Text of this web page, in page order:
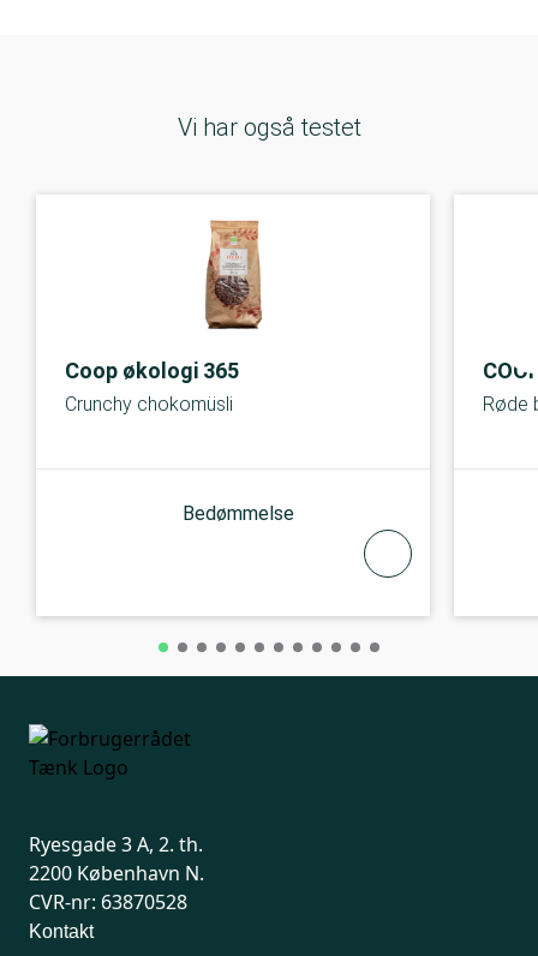
Vi har også testet
Coop økologi 365
Crunchy chokomüsli
Bedømmelse
Røde
Ryesgade 3 A, 2. th.
2200 København N.
CVR-nr: 63870528
Kontakt